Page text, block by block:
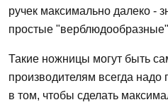
ручек максимально далеко -
простые
Такие ножницы могут быть
производителям всегда надо
в том, чтобы сделать